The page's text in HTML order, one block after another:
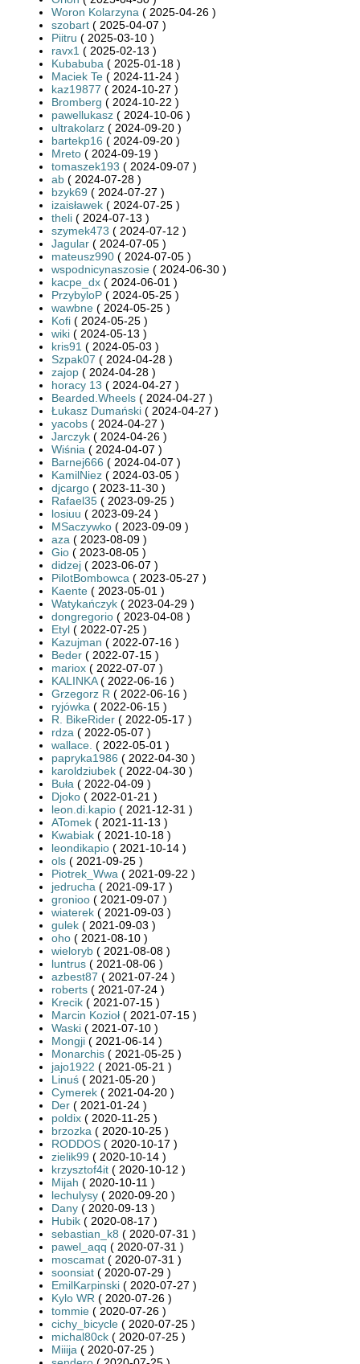
Woron Kolarzyna ( 2025-04-26 )
szobart ( 2025-04-07 )
Piitru ( 2025-03-10 )
ravx1 ( 2025-02-13 )
Kubabuba ( 2025-01-18 )
Maciek Te ( 2024-11-24 )
kaz19877 ( 2024-10-27 )
Bromberg ( 2024-10-22 )
pawellukasz ( 2024-10-06 )
ultrakolarz ( 2024-09-20 )
bartekp16 ( 2024-09-20 )
Mreto ( 2024-09-19 )
tomaszek193 ( 2024-09-07 )
ab ( 2024-07-28 )
bzyk69 ( 2024-07-27 )
izaisławek ( 2024-07-25 )
theli ( 2024-07-13 )
szymek473 ( 2024-07-12 )
Jagular ( 2024-07-05 )
mateusz990 ( 2024-07-05 )
wspodnicynaszosie ( 2024-06-30 )
kacpe_dx ( 2024-06-01 )
PrzybyloP ( 2024-05-25 )
wawbne ( 2024-05-25 )
Kofi ( 2024-05-25 )
wiki ( 2024-05-13 )
kris91 ( 2024-05-03 )
Szpak07 ( 2024-04-28 )
zajop ( 2024-04-28 )
horacy 13 ( 2024-04-27 )
Bearded.Wheels ( 2024-04-27 )
Łukasz Dumański ( 2024-04-27 )
yacobs ( 2024-04-27 )
Jarczyk ( 2024-04-26 )
Wiśnia ( 2024-04-07 )
Barnej666 ( 2024-04-07 )
KamilNiez ( 2024-03-05 )
djcargo ( 2023-11-30 )
Rafael35 ( 2023-09-25 )
losiuu ( 2023-09-24 )
MSaczywko ( 2023-09-09 )
aza ( 2023-08-09 )
Gio ( 2023-08-05 )
didzej ( 2023-06-07 )
PilotBombowca ( 2023-05-27 )
Kaente ( 2023-05-01 )
Watykańczyk ( 2023-04-29 )
dongregorio ( 2023-04-08 )
Etyl ( 2022-07-25 )
Kazujman ( 2022-07-16 )
Beder ( 2022-07-15 )
mariox ( 2022-07-07 )
KALINKA( 2022-06-16 )
Grzegorz R ( 2022-06-16 )
ryjówka ( 2022-06-15 )
R. BikeRider ( 2022-05-17 )
rdza ( 2022-05-07 )
wallace. ( 2022-05-01 )
papryka1986 ( 2022-04-30 )
karoldziubek ( 2022-04-30 )
Buła ( 2022-04-09 )
Djoko ( 2022-01-21 )
leon.di.kapio ( 2021-12-31 )
ATomek ( 2021-11-13 )
Kwabiak ( 2021-10-18 )
leondikapio ( 2021-10-14 )
ols ( 2021-09-25 )
Piotrek_Wwa ( 2021-09-22 )
jedrucha ( 2021-09-17 )
gronioo ( 2021-09-07 )
wiaterek ( 2021-09-03 )
gulek ( 2021-09-03 )
oho ( 2021-08-10 )
wieloryb ( 2021-08-08 )
luntrus ( 2021-08-06 )
azbest87 ( 2021-07-24 )
roberts ( 2021-07-24 )
Krecik ( 2021-07-15 )
Marcin Kozioł ( 2021-07-15 )
Waski ( 2021-07-10 )
Mongji ( 2021-06-14 )
Monarchis ( 2021-05-25 )
jajo1922 ( 2021-05-21 )
Linuś ( 2021-05-20 )
Cymerek ( 2021-04-20 )
Der ( 2021-01-24 )
poldix ( 2020-11-25 )
brzozka ( 2020-10-25 )
RODDOS ( 2020-10-17 )
zielik99 ( 2020-10-14 )
krzysztof4it ( 2020-10-12 )
Mijah ( 2020-10-11 )
lechulysy ( 2020-09-20 )
Dany ( 2020-09-13 )
Hubik ( 2020-08-17 )
sebastian_k8 ( 2020-07-31 )
pawel_aqq ( 2020-07-31 )
moscamat ( 2020-07-31 )
soonsiat ( 2020-07-29 )
EmilKarpinski ( 2020-07-27 )
Kylo WR ( 2020-07-26 )
tommie ( 2020-07-26 )
cichy_bicycle ( 2020-07-25 )
michal80ck ( 2020-07-25 )
Miiija ( 2020-07-25 )